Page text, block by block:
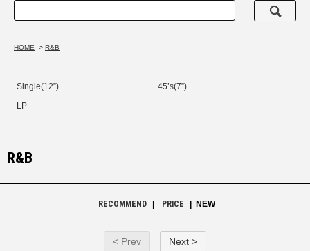
HOME > R&B
Single(12”)
45’s(7”)
LP
R&B
RECOMMEND PRICE | NEW
< Prev Next >